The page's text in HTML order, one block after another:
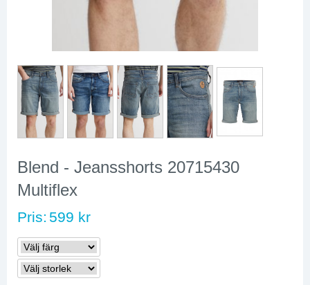
Blend - Jeansshorts 20715430
Multiflex
Pris: 599 kr